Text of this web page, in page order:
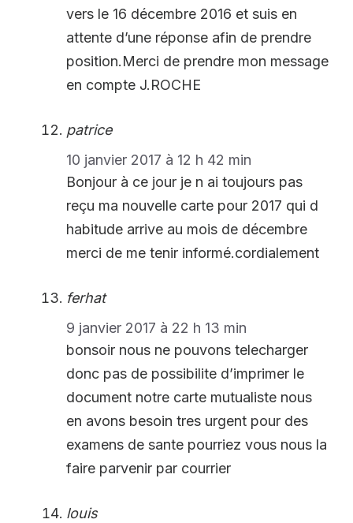
vers le 16 décembre 2016 et suis en
attente d’une réponse afin de prendre
position.Merci de prendre mon message
en compte J.ROCHE
patrice
10 janvier 2017 à 12 h 42 min
Bonjour à ce jour je n ai toujours pas
reçu ma nouvelle carte pour 2017 qui d
habitude arrive au mois de décembre
merci de me tenir informé.cordialement
ferhat
9 janvier 2017 à 22 h 13 min
bonsoir nous ne pouvons telecharger
donc pas de possibilite d’imprimer le
document notre carte mutualiste nous
en avons besoin tres urgent pour des
examens de sante pourriez vous nous la
faire parvenir par courrier
louis